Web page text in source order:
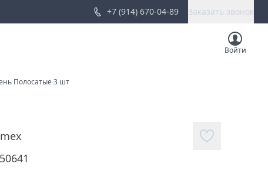
+7 (914) 670-04-89 Заказать звонок
Войти
Полосатые 3 шт